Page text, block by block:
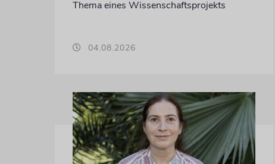
Thema eines Wissenschaftsprojekts
04.08.2026